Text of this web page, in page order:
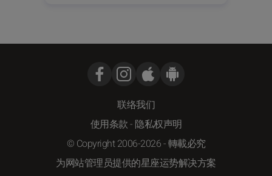
联络我们
使用条款- 隐私权声明
© Copyright 2006-2026 - 轉載必究
为网站管理员提供的星座运势解决方案